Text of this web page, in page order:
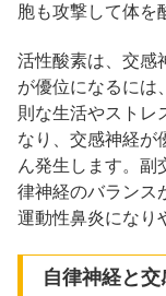
胞も攻撃して体を
活性酸素は、交感
が優位になるには
則な生活やストレ
なり、交感神経が
ん発生します。副
律神経のバランス
運動性鼻炎になり
自律神経と